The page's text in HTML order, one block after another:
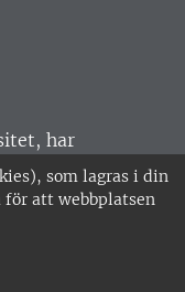
som lagras i din
för att webbplatsen
har
är
är
•
•